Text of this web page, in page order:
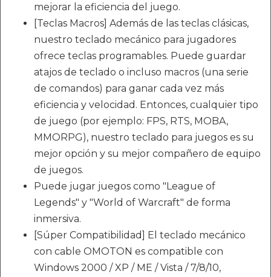
mejorar la eficiencia del juego.
[Teclas Macros] Además de las teclas clásicas,
nuestro teclado mecánico para jugadores
ofrece teclas programables. Puede guardar
atajos de teclado o incluso macros (una serie
de comandos) para ganar cada vez más
eficiencia y velocidad. Entonces, cualquier tipo
de juego (por ejemplo: FPS, RTS, MOBA,
MMORPG), nuestro teclado para juegos es su
mejor opción y su mejor compañero de equipo
de juegos.
Puede jugar juegos como "League of
Legends" y "World of Warcraft" de forma
inmersiva.
[Súper Compatibilidad] El teclado mecánico
con cable OMOTON es compatible con
Windows 2000 / XP / ME / Vista / 7/8/10,